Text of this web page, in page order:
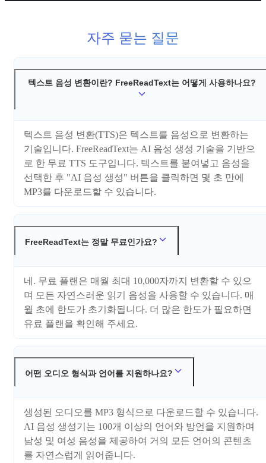
자주 묻는 질문
텍스트 음성 변환이란? FreeReadText는 어떻게 사용하나요?
텍스트 음성 변환(TTS)은 텍스트를 음성으로 변환하는
기술입니다. FreeReadText는 AI 음성 생성 기술을 기반으
로 한 무료 TTS 도구입니다. 텍스트를 붙여넣고 음성을
선택한 후 "AI 음성 생성" 버튼을 클릭하면 몇 초 만에
MP3를 다운로드할 수 있습니다.
FreeReadText는 정말 무료인가요?
네. 무료 플랜은 매월 최대 10,000자까지 변환할 수 있으
며 모든 자연스러운 읽기 음성을 사용할 수 있습니다. 매
월 초에 한도가 초기화됩니다. 더 많은 한도가 필요하면
유료 플랜을 확인해 주세요.
어떤 오디오 형식과 언어를 지원하나요?
생성된 오디오를 MP3 형식으로 다운로드할 수 있습니다.
AI 음성 생성기는 100개 이상의 언어와 방언을 지원하며
남성 및 여성 음성을 제공하여 거의 모든 언어의 콘텐츠
를 자연스럽게 읽어줍니다.